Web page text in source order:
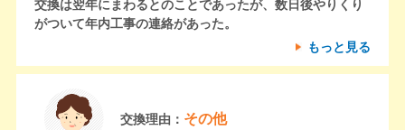
交換は翌年にまわるとのことであったが、数日後やりくり
がついて年内工事の連絡があった。
もっと見る
交換理由： その他